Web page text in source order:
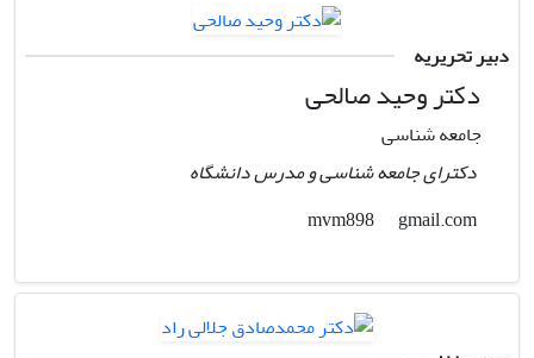
دبیر تحریریه
دکتر وحید صالحی
جامعه شناسی
دکترای جامعه شناسی و مدرس دانشگاه
gmail.com